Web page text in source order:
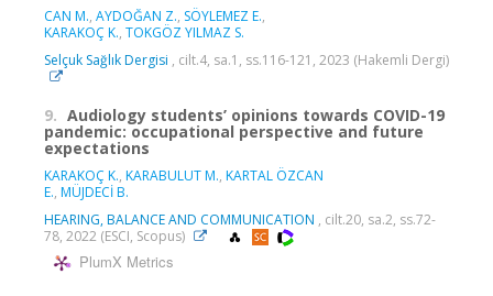
CAN M., AYDOĞAN Z., SÖYLEMEZ E.,
KARAKOÇ K., TOKGÖZ YILMAZ S.
Selçuk Sağlık Dergisi , cilt.4, sa.1, ss.116-121, 2023 (Hakemli Dergi)
9. Audiology students’ opinions towards COVID-19
pandemic: occupational perspective and future
expectations
KARAKOÇ K., KARABULUT M., KARTAL ÖZCAN
E., MÜJDECİ B.
HEARING, BALANCE AND COMMUNICATION , cilt.20, sa.2, ss.72-
78, 2022 (ESCI, Scopus)
PlumX Metrics